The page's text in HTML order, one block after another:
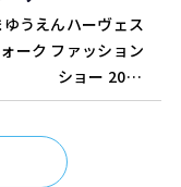
ゆうえんハーヴェス
ーク ファッション
ショー 2016
FALL/WINTER